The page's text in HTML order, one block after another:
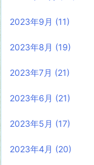
2023年9月 (11)
2023年8月 (19)
2023年7月 (21)
2023年6月 (21)
2023年5月 (17)
2023年4月 (20)